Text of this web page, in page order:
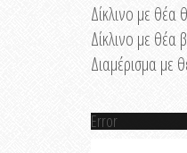
Δίκλινο με θέα
Δίκλινο με θέα
Διαμέρισμα με
Error